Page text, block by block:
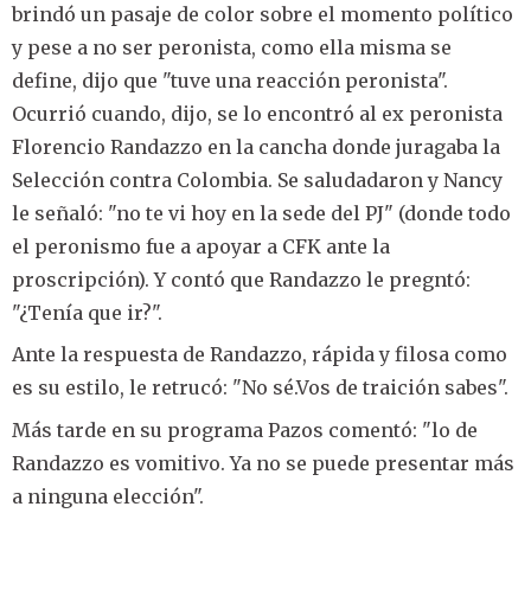
brindó un pasaje de color sobre el momento político
y pese a no ser peronista, como ella misma se
define, dijo que "tuve una reacción peronista".
Ocurrió cuando, dijo, se lo encontró al ex peronista
Florencio Randazzo en la cancha donde juragaba la
Selección contra Colombia. Se saludadaron y Nancy
le señaló: "no te vi hoy en la sede del PJ" (donde todo
el peronismo fue a apoyar a CFK ante la
proscripción). Y contó que Randazzo le pregntó:
"¿Tenía que ir?".
Ante la respuesta de Randazzo, rápida y filosa como
es su estilo, le retrucó: "No sé.Vos de traición sabes".
Más tarde en su programa Pazos comentó: "lo de
Randazzo es vomitivo. Ya no se puede presentar más
a ninguna elección".